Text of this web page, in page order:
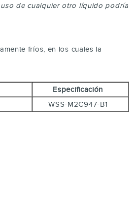
uso de cualquier otro líquido podría
fríos, en los cuales la
Especificación
WSS-M2C947-B1